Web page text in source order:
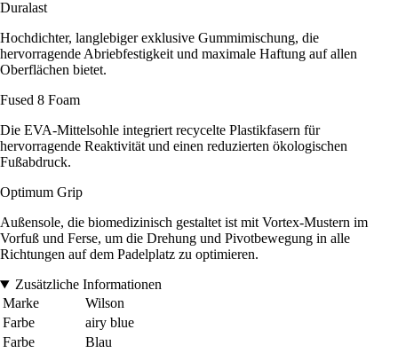
Duralast
Hochdichter, langlebiger exklusive Gummimischung, die
hervorragende Abriebfestigkeit und maximale Haftung auf allen
Oberflächen bietet.
Fused 8 Foam
Die EVA-Mittelsohle integriert recycelte Plastikfasern für
hervorragende Reaktivität und einen reduzierten ökologischen
Fußabdruck.
Optimum Grip
Außensole, die biomedizinisch gestaltet ist mit Vortex-Mustern im
Vorfuß und Ferse, um die Drehung und Pivotbewegung in alle
Richtungen auf dem Padelplatz zu optimieren.
Zusätzliche Informationen
Marke
Wilson
Farbe
airy blue
Farbe
Blau